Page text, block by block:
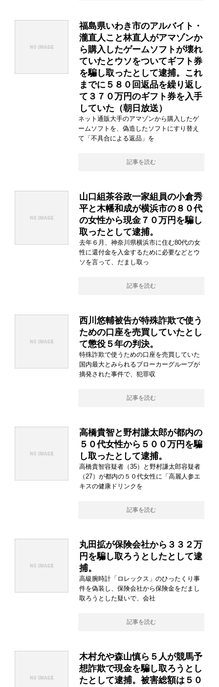
福島県いわき市のアルバイト・
瀧直人こと林直人がアマゾンか
ら購入したゲームソフトが壊れ
ていたとウソをついてギフト券
を騙し取ったとして逮捕。これ
までに５８０回返品を繰り返し
て３７０万円のギフト券を入手
していた（朝日放送）
ネット通販大手のアマゾンから購入したゲ
ームソフトを、偽造したソフトにすり替え
て「不具合による返品」を
記事を読む
山口組茶谷政一家組員の小倉秀
平と木幡和成が横浜市の８０代
の女性から現金７０万円を騙し
取ったとして逮捕。
去年６月、神奈川県横浜市に住む80代の女
性に還付金を入金するために必要などとウ
ソを言って、だまし取っ
記事を読む
西川悠輔被告が特殊詐欺で使う
ための口座を売買していたとし
て懲役５年の判決。
特殊詐欺で使うための口座を売買していた
国内最大とみられるブローカーグループが
摘発された事件で、犯罪収
記事を読む
高橋貴智と野村謙太郎が都内の
５０代女性から５００万円を騙
し取ったとして逮捕。
高橋貴智容疑者（35）と野村謙太郎容疑者
（27）が都内の５０代女性に「高麗人参エ
キスの健康ドリンクを
記事を読む
丸田拡が保険会社から３３２万
円を騙し取ろうとしたとして逮
捕。
高級腕時計「ロレックス」のひったくり事
件を偽装し、保険会社から保険金をだまし
取ろうとした疑いで、会社
記事を読む
木村允や森山慎ら５人が競馬予
想詐欺で現金を騙し取ろうとし
たとして逮捕。被害総額は５０